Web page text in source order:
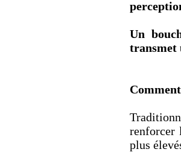
Un
transmet
renforcer
plus